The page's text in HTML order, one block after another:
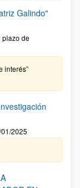
Galindo"
plazo de
interés”
2025